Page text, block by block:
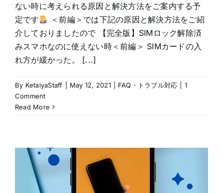
ない時に考えられる原因と解決方法をご案内する予
定です
＜前編＞では下記の原因と解決方法をご紹
介しておりましたので 【完全版】SIMロック解除済
みスマホなのに使えない時＜前編＞ SIMカードの入
れ方が緩かった。 [...]
By KetaiyaStaff May 12, 2021 FAQ・トラブル対応
1
Comment
Read More